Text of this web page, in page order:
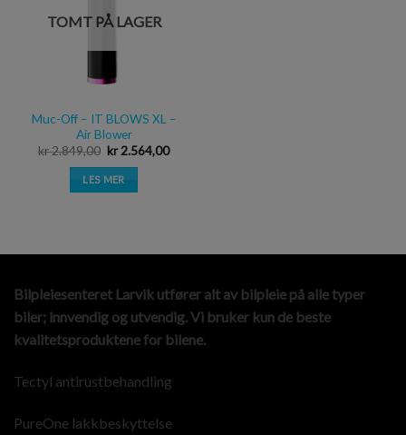
TOMT PÅ LAGER
Muc-Off – IT BLOWS XL –
Air Blower
kr2.849,00 kr2.564,00
LES MER
Bilpleiesenteret Larvik utfører alt av bilpleie på alle typer
biler; innvendig og utvendig. Vi bruker kun de beste
kvalitetsproduktene for bilene.
Tectyl antirustbehandling
PureOne lakkbeskyttelse